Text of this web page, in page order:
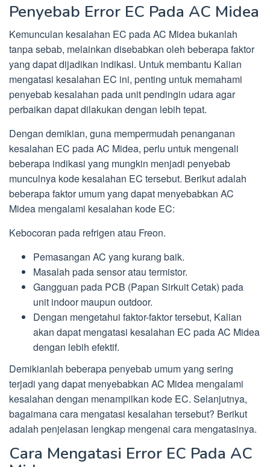
Penyebab Error EC Pada AC Midea
Kemunculan kesalahan EC pada AC Midea bukanlah
tanpa sebab, melainkan disebabkan oleh beberapa faktor
yang dapat dijadikan indikasi. Untuk membantu Kalian
mengatasi kesalahan EC ini, penting untuk memahami
penyebab kesalahan pada unit pendingin udara agar
perbaikan dapat dilakukan dengan lebih tepat.
Dengan demikian, guna mempermudah penanganan
kesalahan EC pada AC Midea, perlu untuk mengenali
beberapa indikasi yang mungkin menjadi penyebab
munculnya kode kesalahan EC tersebut. Berikut adalah
beberapa faktor umum yang dapat menyebabkan AC
Midea mengalami kesalahan kode EC:
Kebocoran pada refrigen atau Freon.
Pemasangan AC yang kurang baik.
Masalah pada sensor atau termistor.
Gangguan pada PCB (Papan Sirkuit Cetak) pada
unit indoor maupun outdoor.
Dengan mengetahui faktor-faktor tersebut, Kalian
akan dapat mengatasi kesalahan EC pada AC Midea
dengan lebih efektif.
Demikianlah beberapa penyebab umum yang sering
terjadi yang dapat menyebabkan AC Midea mengalami
kesalahan dengan menampilkan kode EC. Selanjutnya,
bagaimana cara mengatasi kesalahan tersebut? Berikut
adalah penjelasan lengkap mengenai cara mengatasinya.
Cara Mengatasi Error EC Pada AC